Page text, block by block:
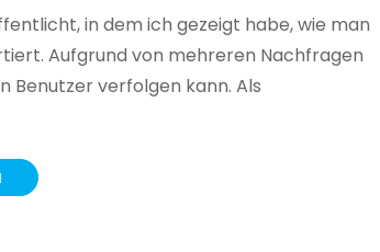
in dem ich gezeigt habe, wie man
Aufgrund von mehreren Nachfragen
Benutzer verfolgen kann. Als